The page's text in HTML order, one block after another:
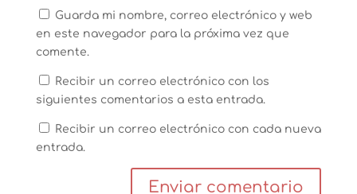
Guarda mi nombre, correo electrónico y web
en este navegador para la próxima vez que
comente.
Recibir un correo electrónico con los
siguientes comentarios a esta entrada.
Recibir un correo electrónico con cada nueva
entrada.